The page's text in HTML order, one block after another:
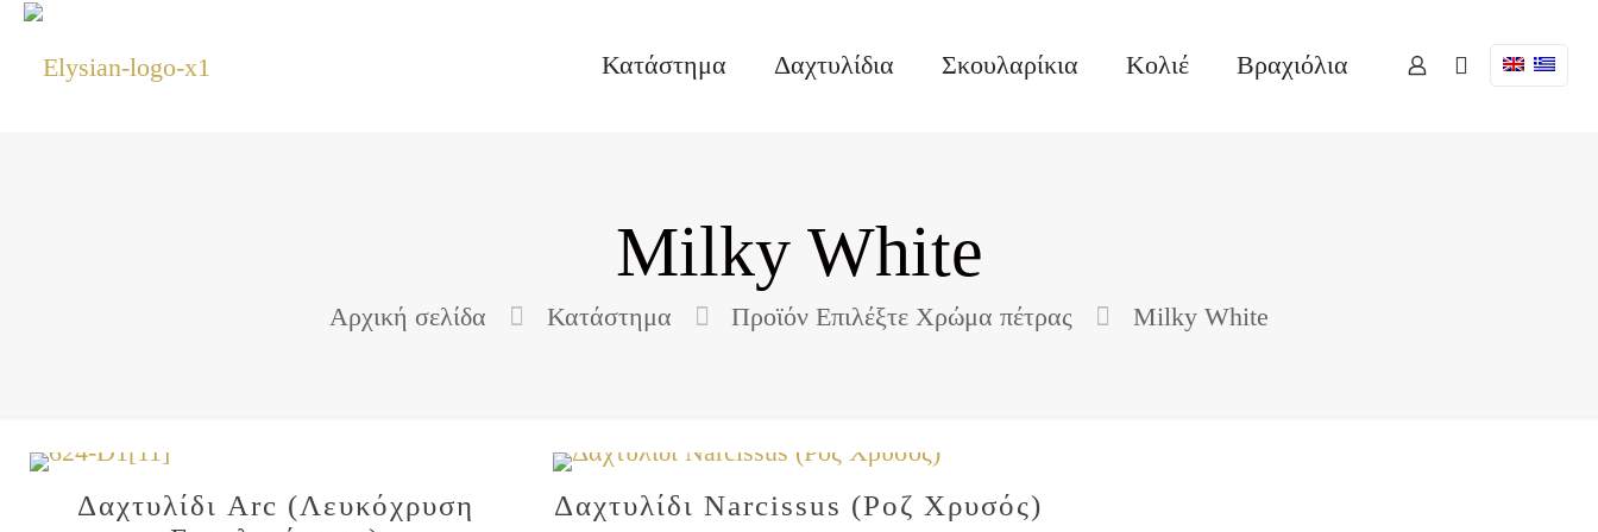
Κατάστημα Δαχτυλίδια Σκουλαρίκια Κολιέ Βραχιόλια
Milky White
Αρχική σελίδα Κατάστημα Προϊόν Επιλέξτε Χρώμα πέτρας Milky White
Δαχτυλίδι Arc (Λευκόχρυση
Δαχτυλίδι Narcissus (Ροζ Χρυσός)